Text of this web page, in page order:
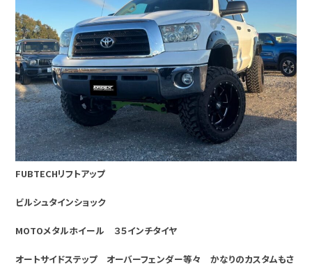
FUBTECHリフトアップ
ビルシュタインショック
MOTOメタルホイール ３５インチタイヤ
オートサイドステップ オーバーフェンダー等々 かなりのカスタムもさ